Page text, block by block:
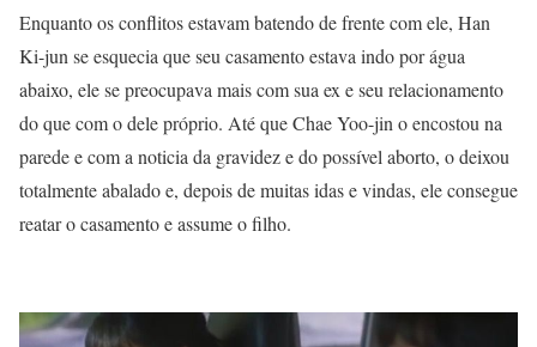
Enquanto os conflitos estavam batendo de frente com ele, Han
Ki-jun se esquecia que seu casamento estava indo por água
abaixo, ele se preocupava mais com sua ex e seu relacionamento
do que com o dele próprio. Até que Chae Yoo-jin o encostou na
parede e com a noticia da gravidez e do possível aborto, o deixou
totalmente abalado e, depois de muitas idas e vindas, ele consegue
reatar o casamento e assume o filho.